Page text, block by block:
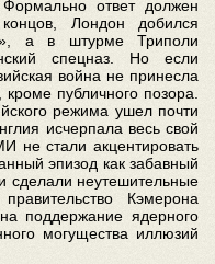
ответ должен
Лондон добился
а в штурме Триполи
спецназ. Но если
война не принесла
публичного позора.
режима ушел почти
исчерпала весь свой
не стали акцентировать
эпизод как забавный
сделали неутешительные
Кэмерона
поддержание ядерного
могущества иллюзий